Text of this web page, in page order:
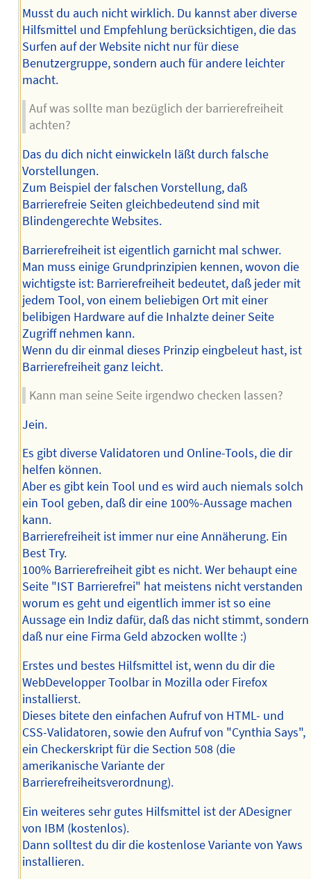
Musst du auch nicht wirklich. Du kannst aber diverse
Hilfsmittel und Empfehlung berücksichtigen, die das
Surfen auf der Website nicht nur für diese
Benutzergruppe, sondern auch für andere leichter
macht.
Auf was sollte man bezüglich der barrierefreiheit
achten?
Das du dich nicht einwickeln läßt durch falsche
Vorstellungen.
Zum Beispiel der falschen Vorstellung, daß
Barrierefreie Seiten gleichbedeutend sind mit
Blindengerechte Websites.
Barrierefreiheit ist eigentlich garnicht mal schwer.
Man muss einige Grundprinzipien kennen, wovon die
wichtigste ist: Barrierefreiheit bedeutet, daß jeder mit
jedem Tool, von einem beliebigen Ort mit einer
belibigen Hardware auf die Inhalzte deiner Seite
Zugriff nehmen kann.
Wenn du dir einmal dieses Prinzip eingbeleut hast, ist
Barrierefreiheit ganz leicht.
Kann man seine Seite irgendwo checken lassen?
Jein.
Es gibt diverse Validatoren und Online-Tools, die dir
helfen können.
Aber es gibt kein Tool und es wird auch niemals solch
ein Tool geben, daß dir eine 100%-Aussage machen
kann.
Barrierefreiheit ist immer nur eine Annäherung. Ein
Best Try.
100% Barrierefreiheit gibt es nicht. Wer behaupt eine
Seite "IST Barrierefrei" hat meistens nicht verstanden
worum es geht und eigentlich immer ist so eine
Aussage ein Indiz dafür, daß das nicht stimmt, sondern
daß nur eine Firma Geld abzocken wollte :)
Erstes und bestes Hilfsmittel ist, wenn du dir die
WebDevelopper Toolbar in Mozilla oder Firefox
installierst.
Dieses bitete den einfachen Aufruf von HTML- und
CSS-Validatoren, sowie den Aufruf von "Cynthia Says",
ein Checkerskript für die Section 508 (die
amerikanische Variante der
Barrierefreiheitsverordnung).
Ein weiteres sehr gutes Hilfsmittel ist der ADesigner
von IBM (kostenlos).
Dann solltest du dir die kostenlose Variante von Yaws
installieren.